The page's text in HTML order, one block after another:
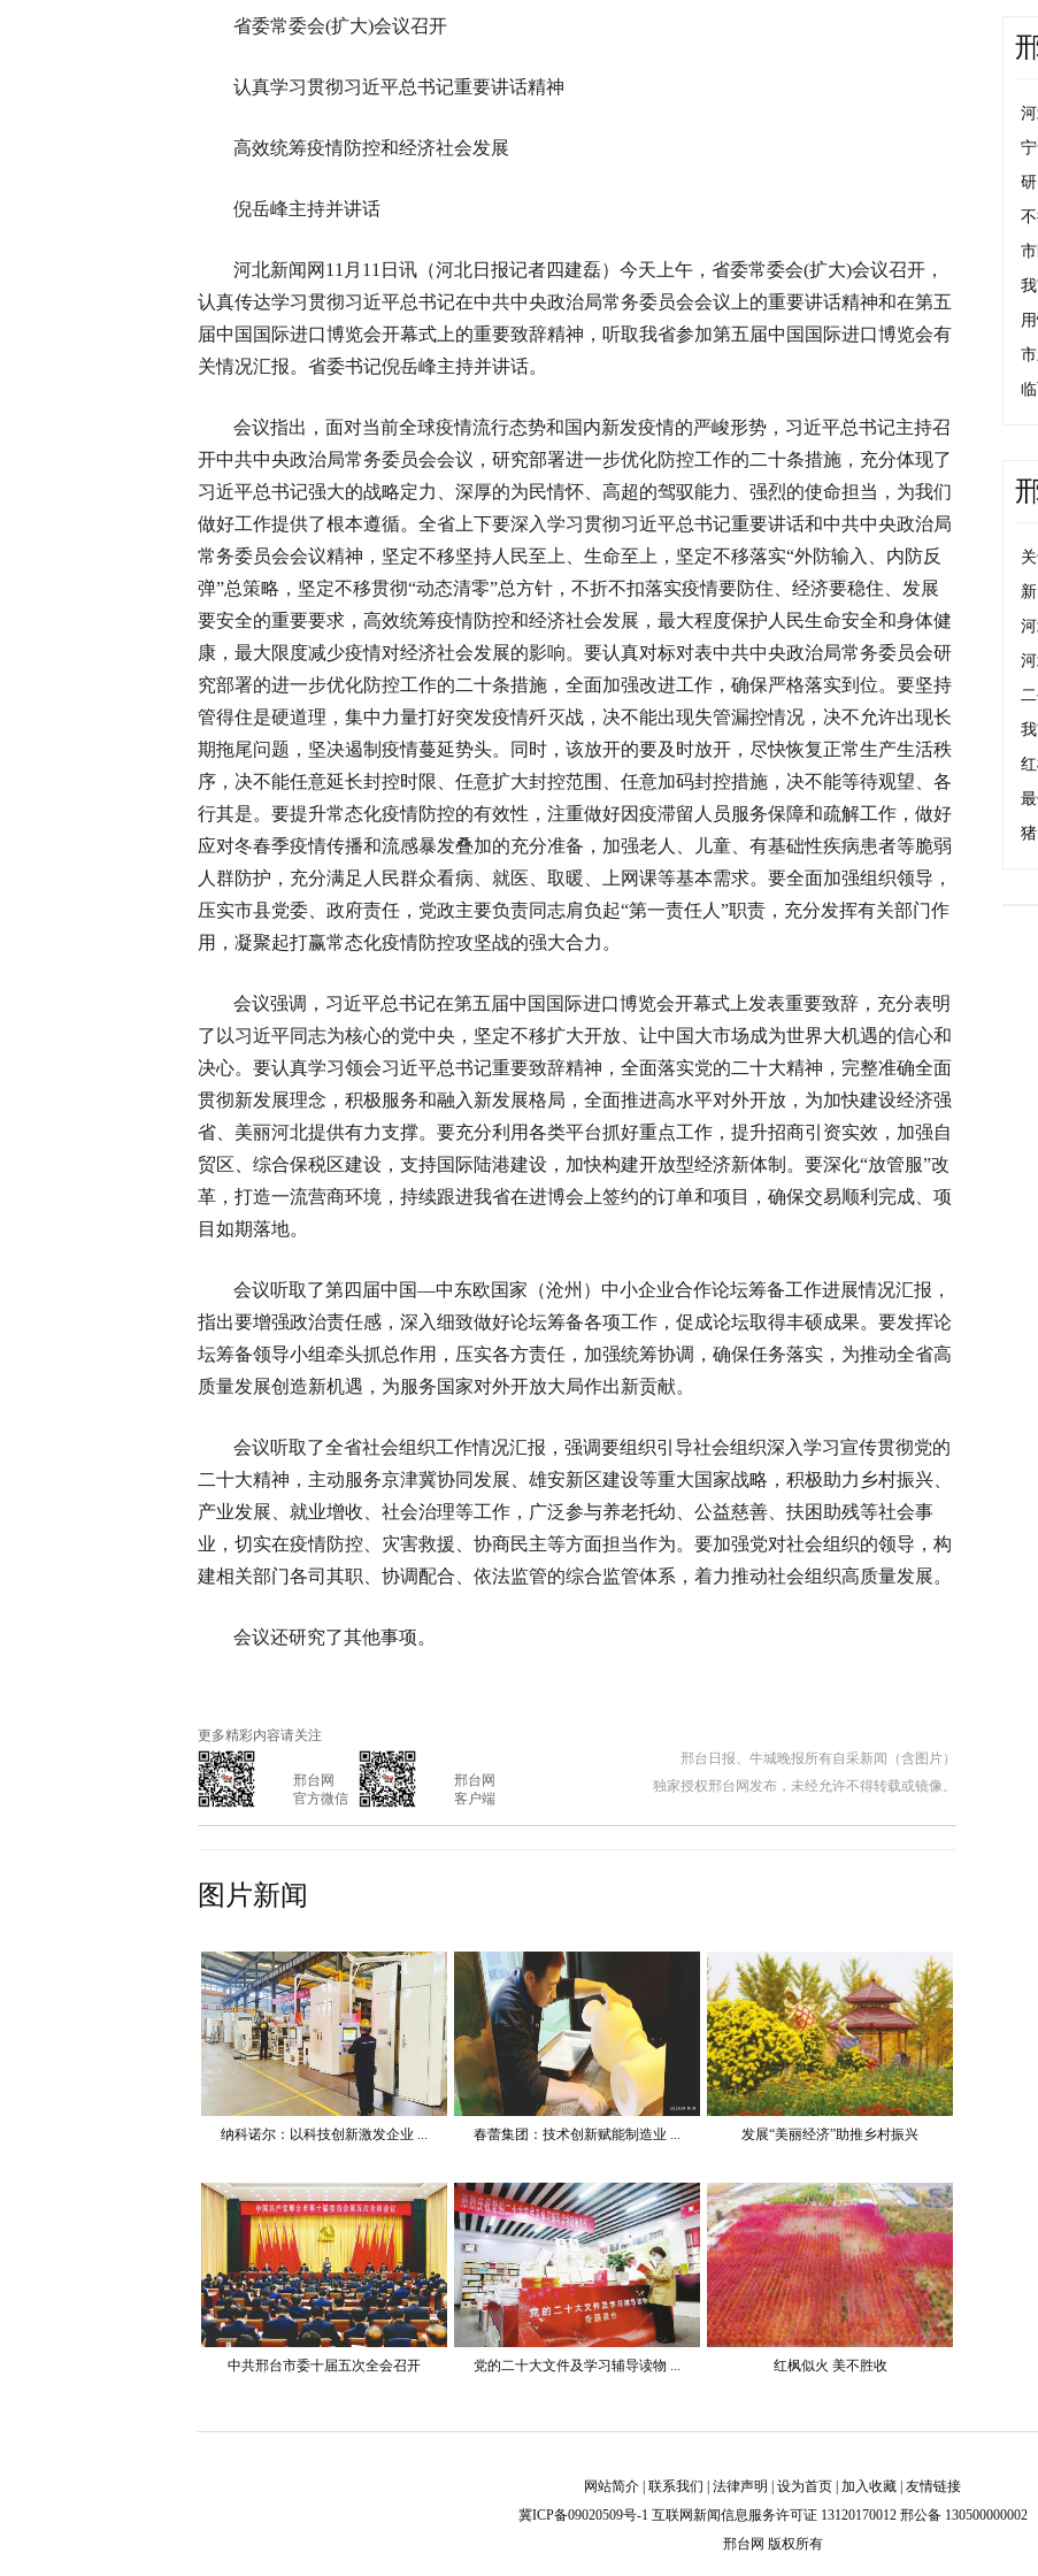
省委常委会(扩大)会议召开
认真学习贯彻习近平总书记重要讲话精神
高效统筹疫情防控和经济社会发展
倪岳峰主持并讲话
河北新闻网11月11日讯（河北日报记者四建磊）今天上午，省委常委会(扩大)会议召开，
认真传达学习贯彻习近平总书记在中共中央政治局常务委员会会议上的重要讲话精神和在第五
届中国国际进口博览会开幕式上的重要致辞精神，听取我省参加第五届中国国际进口博览会有
关情况汇报。省委书记倪岳峰主持并讲话。
会议指出，面对当前全球疫情流行态势和国内新发疫情的严峻形势，习近平总书记主持召
开中共中央政治局常务委员会会议，研究部署进一步优化防控工作的二十条措施，充分体现了
习近平总书记强大的战略定力、深厚的为民情怀、高超的驾驭能力、强烈的使命担当，为我们
做好工作提供了根本遵循。全省上下要深入学习贯彻习近平总书记重要讲话和中共中央政治局
常务委员会会议精神，坚定不移坚持人民至上、生命至上，坚定不移落实“外防输入、内防反
弹”总策略，坚定不移贯彻“动态清零”总方针，不折不扣落实疫情要防住、经济要稳住、发展
要安全的重要要求，高效统筹疫情防控和经济社会发展，最大程度保护人民生命安全和身体健
康，最大限度减少疫情对经济社会发展的影响。要认真对标对表中共中央政治局常务委员会研
究部署的进一步优化防控工作的二十条措施，全面加强改进工作，确保严格落实到位。要坚持
管得住是硬道理，集中力量打好突发疫情歼灭战，决不能出现失管漏控情况，决不允许出现长
期拖尾问题，坚决遏制疫情蔓延势头。同时，该放开的要及时放开，尽快恢复正常生产生活秩
序，决不能任意延长封控时限、任意扩大封控范围、任意加码封控措施，决不能等待观望、各
行其是。要提升常态化疫情防控的有效性，注重做好因疫滞留人员服务保障和疏解工作，做好
应对冬春季疫情传播和流感暴发叠加的充分准备，加强老人、儿童、有基础性疾病患者等脆弱
人群防护，充分满足人民群众看病、就医、取暖、上网课等基本需求。要全面加强组织领导，
压实市县党委、政府责任，党政主要负责同志肩负起“第一责任人”职责，充分发挥有关部门作
用，凝聚起打赢常态化疫情防控攻坚战的强大合力。
会议强调，习近平总书记在第五届中国国际进口博览会开幕式上发表重要致辞，充分表明
了以习近平同志为核心的党中央，坚定不移扩大开放、让中国大市场成为世界大机遇的信心和
决心。要认真学习领会习近平总书记重要致辞精神，全面落实党的二十大精神，完整准确全面
贯彻新发展理念，积极服务和融入新发展格局，全面推进高水平对外开放，为加快建设经济强
省、美丽河北提供有力支撑。要充分利用各类平台抓好重点工作，提升招商引资实效，加强自
贸区、综合保税区建设，支持国际陆港建设，加快构建开放型经济新体制。要深化“放管服”改
革，打造一流营商环境，持续跟进我省在进博会上签约的订单和项目，确保交易顺利完成、项
目如期落地。
会议听取了第四届中国—中东欧国家（沧州）中小企业合作论坛筹备工作进展情况汇报，
指出要增强政治责任感，深入细致做好论坛筹备各项工作，促成论坛取得丰硕成果。要发挥论
坛筹备领导小组牵头抓总作用，压实各方责任，加强统筹协调，确保任务落实，为推动全省高
质量发展创造新机遇，为服务国家对外开放大局作出新贡献。
会议听取了全省社会组织工作情况汇报，强调要组织引导社会组织深入学习宣传贯彻党的
二十大精神，主动服务京津冀协同发展、雄安新区建设等重大国家战略，积极助力乡村振兴、
产业发展、就业增收、社会治理等工作，广泛参与养老托幼、公益慈善、扶困助残等社会事
业，切实在疫情防控、灾害救援、协商民主等方面担当作为。要加强党对社会组织的领导，构
建相关部门各司其职、协调配合、依法监管的综合监管体系，着力推动社会组织高质量发展。
会议还研究了其他事项。
更多精彩内容请关注
			邢台网
			官方微信
			邢台网
			客户端
邢台日报、牛城晚报所有自采新闻（含图片）
独家授权邢台网发布，未经允许不得转载或镜像。
图片新闻
纳科诺尔：以科技创新激发企业 ... 春蕾集团：技术创新赋能制造业 ... 发展“美丽经济”助推乡村振兴
中共邢台市委十届五次全会召开 党的二十大文件及学习辅导读物 ... 红枫似火 美不胜收
网站简介 联系我们 法律声明 设为首页 加入收藏 友情链接
冀ICP备09020509号-1 互联网新闻信息服务许可证 13120170012 邢公备 130500000002
邢台网 版权所有